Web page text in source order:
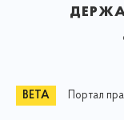
Портал